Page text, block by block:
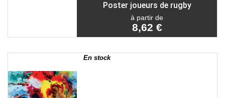
Poster joueurs de rugby
à partir de
8,62 €
En stock